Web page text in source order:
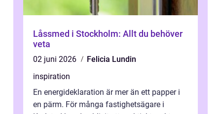
Låssmed i Stockholm: Allt du behöver
veta
02 juni 2026
Felicia Lundin
inspiration
En energideklaration är mer än ett papper i
en pärm. För många fastighetsägare i